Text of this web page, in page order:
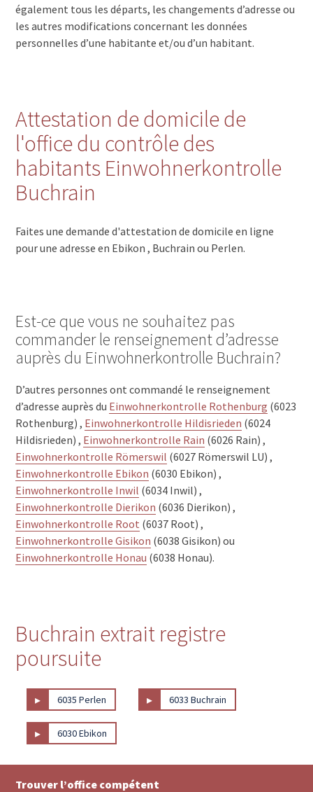
également tous les départs, les changements d’adresse ou
les autres modifications concernant les données
personnelles d’une habitante et/ou d’un habitant.
Attestation de domicile de
l'office du contrôle des
habitants Einwohnerkontrolle
Buchrain
Faites une demande d'attestation de domicile en ligne
pour une adresse en Ebikon , Buchrain ou Perlen.
Est-ce que vous ne souhaitez pas
commander le renseignement d’adresse
auprès du Einwohnerkontrolle Buchrain?
D’autres personnes ont commandé le renseignement
d’adresse auprès du Einwohnerkontrolle Rothenburg (6023
Rothenburg) , Einwohnerkontrolle Hildisrieden (6024
Hildisrieden) , Einwohnerkontrolle Rain (6026 Rain) ,
Einwohnerkontrolle Römerswil (6027 Römerswil LU) ,
Einwohnerkontrolle Ebikon (6030 Ebikon) ,
Einwohnerkontrolle Inwil (6034 Inwil) ,
Einwohnerkontrolle Dierikon (6036 Dierikon) ,
Einwohnerkontrolle Root (6037 Root) ,
Einwohnerkontrolle Gisikon (6038 Gisikon) ou
Einwohnerkontrolle Honau (6038 Honau).
Buchrain extrait registre
poursuite
▸ 6035 Perlen ▸ 6033 Buchrain
▸ 6030 Ebikon
Trouver l’office compétent